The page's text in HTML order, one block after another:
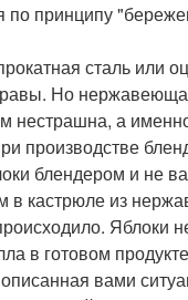
по принципу
сталь или
Но
нестрашна, а
производстве
блендером и не
в кастрюле из
Яблоки
в готовом
вами